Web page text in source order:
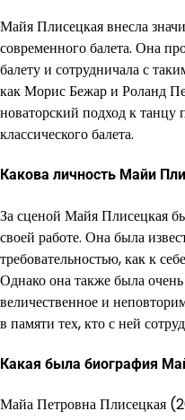
Майя Плисецкая внесла
современного балета. Она
балету и сотрудничала с
как Морис Бежар и Роланд
новаторский подход к
классического балета.
Какова личность Майи
За сценой Майя Плисецкая
своей работе. Она была
требовательностью, как к
Однако она также была
величественное и
в памяти тех, кто с ней
Какая была биография
Майа Петровна Плисецкая